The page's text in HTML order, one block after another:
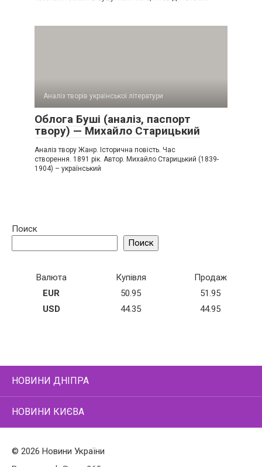
Аналіз творів української літератури
Облога Буші (аналіз, паспорт
твору) — Михайло Старицький
Аналіз твору Жанр. Історична повість. Час
створення. 1891 рік. Автор. Михайло Старицький (1839-
1904) – український
Поиск
Поиск
Валюта Купівля
Продаж
EUR
50.95
51.95
USD
44.35 44.95
НОВИНИ ДНІПРА
НОВИНИ КИЄВА
© 2026 Новини України